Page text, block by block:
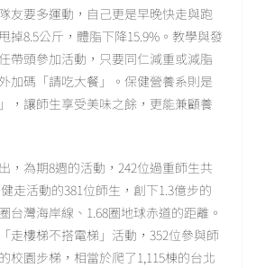
友要多運動，自己更是早晚快走與跑
掉8.5公斤，體脂下降15.9%。教學與發
帶頭參加活動，只要同仁減重或減脂
加碼「請吃大餐」。保健營養系則是
，讓師生享受美味之餘，更能兼顧養
，為期8週的活動，242位過重師生共
走活動的381位師生，創下1.3億步的
台灣海岸線、1.68圈地球赤道的距離。
走樓梯不搭電梯」活動，352位參與師
校園步梯，相當於爬了1,115棟的台北